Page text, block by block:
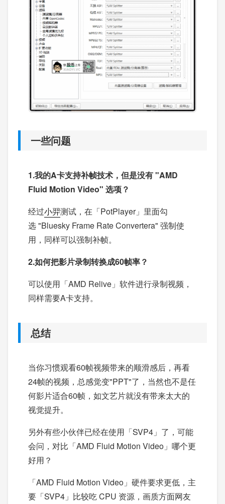
一些问题
1.我的A卡支持补帧技术，但是没有 "AMD
Fluid Motion Video" 选项？
经过小羿测试，在「PotPlayer」里面勾
选 "Bluesky Frame Rate Convertera" 强制使
用，同样可以强制补帧。
2.如何把影片录制转换成60帧率？
可以使用「AMD Relive」软件进行录制视频，
同样需要A卡支持。
总结
当你习惯观看60帧视频带来的顺滑感后，再看
24帧的视频，总感觉变"PPT"了，当然也不是任
何影片适合60帧，如文艺片就没有带来太大的
视觉提升。
另外有些小伙伴已经在使用「SVP4」了，可能
会问，对比「AMD Fluid Motion Video」哪个更
好用？
「AMD Fluid Motion Video」硬件要求更低，主
要「SVP4」比较吃 CPU 资源，画质方面网友